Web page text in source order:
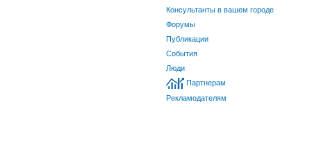
Консультанты в вашем городе
Форумы
Публикации
События
Люди
Партнерам
Рекламодателям